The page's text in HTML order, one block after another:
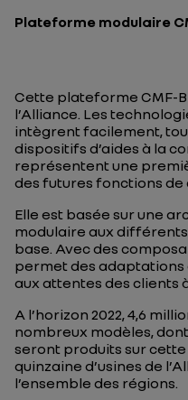
Plateforme modulaire
Cette plateforme CMF-
l’Alliance. Les
intègrent facilement,
dispositifs d’aides à la
représentent une
des futures fonctions
Elle est basée sur une
modulaire aux
base. Avec des
permet des
aux attentes des clients
A l’horizon 2022, 4,6
nombreux modèles,
seront produits sur
quinzaine d’usines de
l’ensemble des régions.